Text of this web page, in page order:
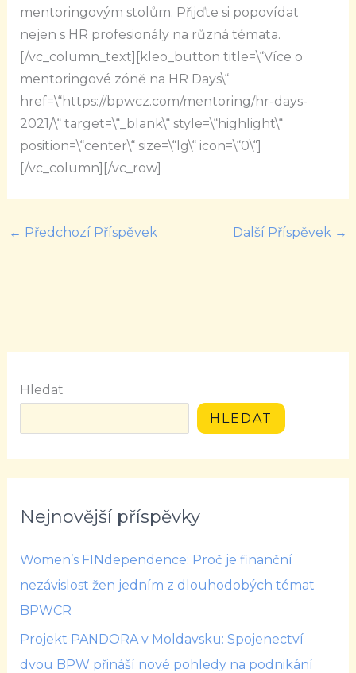
mentoringovým stolům. Přijďte si popovídat
nejen s HR profesionály na různá témata.
[/vc_column_text][kleo_button title=\“Více o
mentoringové zóně na HR Days\“
href=\“https://bpwcz.com/mentoring/hr-days-
2021/\“ target=\“_blank\“ style=\“highlight\“
position=\“center\“ size=\“lg\“ icon=\“0\“]
[/vc_column][/vc_row]
← Předchozí Příspěvek Další Příspěvek →
Hledat
HLEDAT
Nejnovější příspěvky
Women’s FINdependence: Proč je finanční
nezávislost žen jedním z dlouhodobých témat
BPWCR
Projekt PANDORA v Moldavsku: Spojenectví
dvou BPW přináší nové pohledy na podnikání